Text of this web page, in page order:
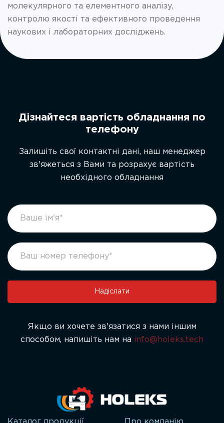
молекулярного та елементного аналізу,
контролю якості та ефективного проведення
наукових і лабораторних досліджень.
Дізнайтеся вартість обладнання по
телефону
Залишіть свої контактні дані, наш менеджер
зв'яжеться з Вами та розрахує вартість
необхідного обладнання
footer
form
If
you
human,
leave
blank.
Надіслати
Якщо ви хочете зв'язатися з нами іншим
способом, напишіть нам на info@holeks.tech